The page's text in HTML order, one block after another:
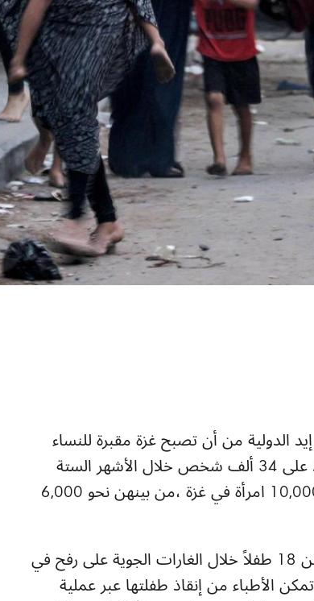
الدولية من أن تصبح غزة مقبرة للنساء
والفتيات بعد 200 يوم من الأزمة الأنسانية، حيث تم قتل ما يزيد على 34 ألف شخص خلال الأشهر الستة
والنصف الماضية، 70% منهم هم من النساء والأطفال تم قتل 10,000 امرأة في غزة ،من بينهن نحو 6,000
لا يوجد مكان آمن في غزة من الموت والدمار. تم قتل ما لا يقل عن 18 طفلاً خلال الغارات الجوية على رفح في
الأطباء من إنقاذ طفلتها عبر عملية